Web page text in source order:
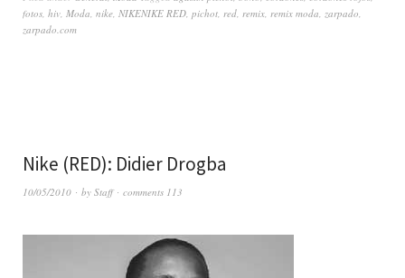
fotos hiv Moda nike NIKENIKE RED pichot red remix remix moda zarpado
zarpado.com
Nike (RED): Didier Drogba
10/05/2010 by Staff comments 113